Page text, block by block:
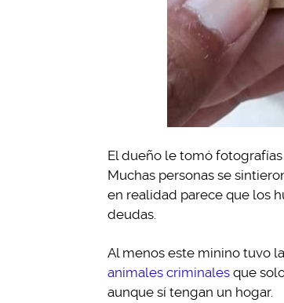
El dueño le tomó
Muchas personas se
en realidad parece que los
deudas.
Al menos este minino tuvo
animales criminales que
aunque sí tengan un hogar.